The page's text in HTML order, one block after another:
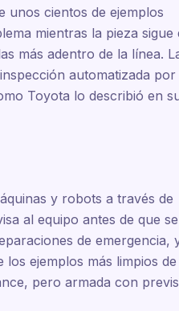
unos cientos de ejemplos
mientras la pieza sigue
más adentro de la línea.
automatizada por
Toyota lo describió en
y robots a través de
al equipo antes de que se
de emergencia,
ejemplos más limpios de
pero armada con